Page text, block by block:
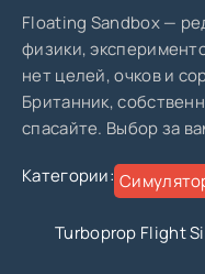
Floating Sandbox —
физики,
нет целей, очков и
Британник,
спасайте. Выбор за
Категории:
Turboprop Flight